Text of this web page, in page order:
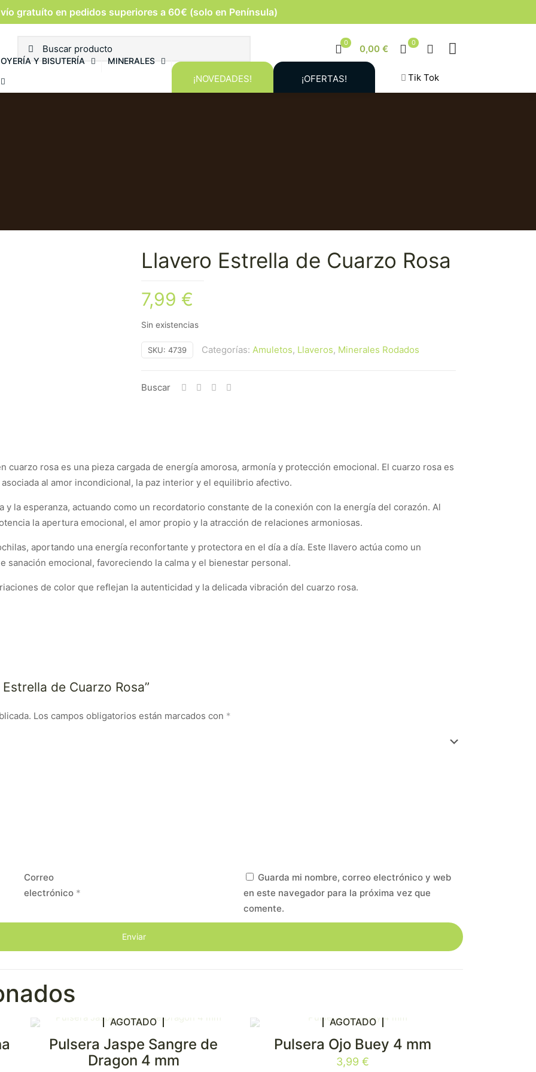
gratuíto en pedidos superiores a 60€ (solo en Península)
0
0,00 €
0
Y BISUTERÍA MINERALES
¡NOVEDADES! ¡OFERTAS! Tik Tok
Llavero Estrella de Cuarzo Rosa
7,99 €
Sin existencias
SKU: 4739 Categorías: Amuletos, Llaveros, Minerales Rodados
Buscar
cuarzo rosa es una pieza cargada de energía amorosa, armonía y protección emocional. El cuarzo rosa es
al amor incondicional, la paz interior y el equilibrio afectivo.
y la esperanza, actuando como un recordatorio constante de la conexión con la energía del corazón. Al
la apertura emocional, el amor propio y la atracción de relaciones armoniosas.
aportando una energía reconfortante y protectora en el día a día. Este llavero actúa como un
sanación emocional, favoreciendo la calma y el bienestar personal.
de color que reflejan la autenticidad y la delicada vibración del cuarzo rosa.
de Cuarzo Rosa”
Los campos obligatorios están marcados con *
Correo
electrónico *
Guarda mi nombre, correo electrónico y web
en este navegador para la próxima vez que
comente.
AGOTADO
Pulsera Jaspe Sangre de
Dragon 4 mm
AGOTADO
Pulsera Ojo Buey 4 mm
3,99€